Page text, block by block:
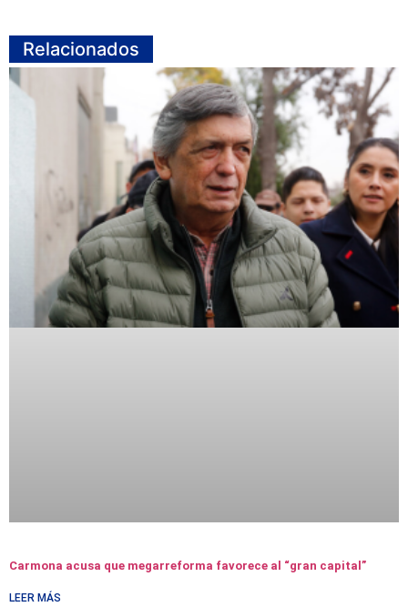
Relacionados
Carmona acusa que megarreforma favorece al “gran capital”
LEER MÁS